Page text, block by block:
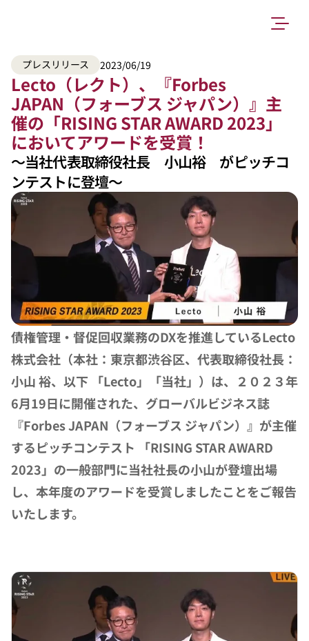
プレスリリース 2023/06/19
Lecto（レクト）、『Forbes
JAPAN（フォーブス ジャパン）』主
催の「RISING STAR AWARD 2023」
においてアワードを受賞！
〜当社代表取締役社長　小山裕　がピッチコ
ンテストに登壇〜
債権管理・督促回収業務のDXを推進しているLecto
株式会社（本社：東京都渋谷区、代表取締役社長：
小山 裕、以下 「Lecto」「当社」）は、２０２３年
6月19日に開催された、グローバルビジネス誌
『Forbes JAPAN（フォーブス ジャパン）』が主催
するピッチコンテスト 「RISING STAR AWARD
2023」の一般部門に当社社長の小山が登壇出場
し、本年度のアワードを受賞しましたことをご報告
いたします。